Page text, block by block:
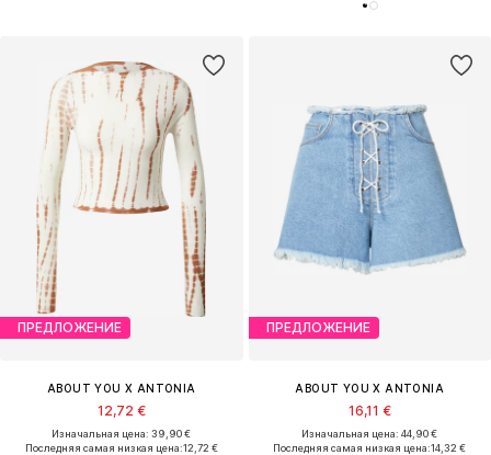
ПРЕДЛОЖЕНИЕ
ABOUT YOU X ANTONIA
12,72 €
Изначальная цена: 39,90 €
Последняя самая низкая цена:12,72 €
ПРЕДЛОЖЕНИЕ
ABOUT YOU X ANTONIA
16,11 €
Изначальная цена: 44,90 €
Последняя самая низкая цена:14,32 €